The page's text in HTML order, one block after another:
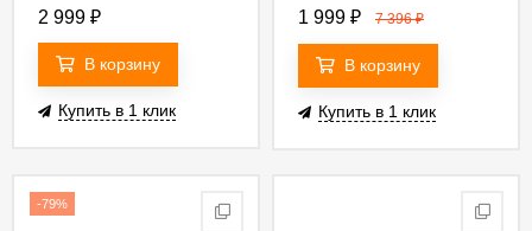
2 999 ₽
В корзину
Купить в 1 клик
1 999 ₽ 7 396₽
В корзину
Купить в 1 клик
-79%